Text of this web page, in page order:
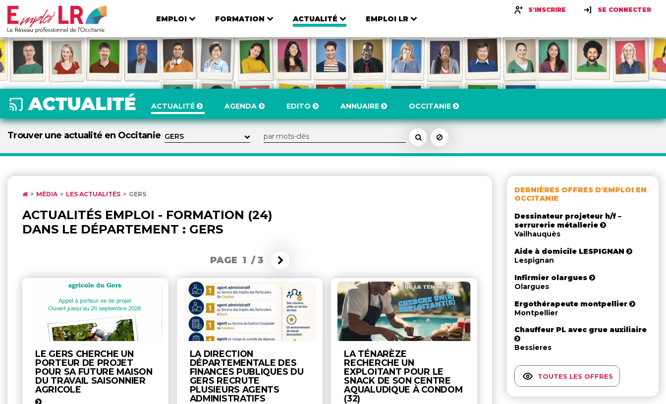
EMPLOI FORMATION ACTUALITÉ EMPLOI LR
S'INSCRIRE SE CONNECTER
ACTUALITÉ AGENDA EDITO ANNUAIRE OCCITANIE
Trouver une actualité en Occitanie
MÉDIA LES ACTUALITÉS GERS
ACTUALITÉS EMPLOI - FORMATION (24)
DANS LE DÉPARTEMENT : GERS
PAGE 1 /3
LE GERS CHERCHE UN
PORTEUR DE PROJET
POUR SA FUTURE MAISON
DU TRAVAIL SAISONNIER
AGRICOLE
LA DIRECTION
DÉPARTEMENTALE DES
FINANCES PUBLIQUES DU
GERS RECRUTE
PLUSIEURS AGENTS
ADMINISTRATIFS
LA TÉNARÈZE
RECHERCHE UN
EXPLOITANT POUR LE
SNACK DE SON CENTRE
AQUALUDIQUE À CONDOM
(32)
DERNIÈRES OFFRES D'EMPLOI EN
OCCITANIE
Dessinateur projeteur h/f –
serrurerie métallerie
Vailhauquès
Aide à domicile LESPIGNAN
Lespignan
Infirmier olargues
Olargues
Ergothérapeute montpellier
Montpellier
Chauffeur PL avec grue auxiliaire
Bessieres
TOUTES LES OFFRES